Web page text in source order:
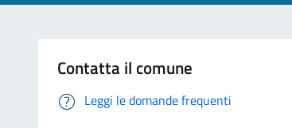
Contatta il comune
Leggi le domande frequenti